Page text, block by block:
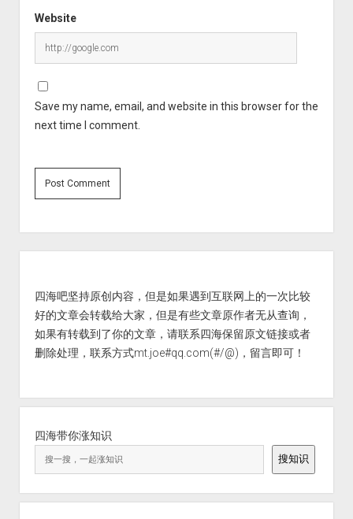
Website
Save my name, email, and website in this browser for the
next time I comment.
四海吧坚持原创内容，但是如果遇到互联网上的一次比较
好的文章会转载给大家，但是有些文章原作者无从查询，
如果有转载到了你的文章，请联系四海保留原文链接或者
删除处理，联系方式mt.joe#qq.com(#/@)，留言即可！
四海带你涨知识
搜知识